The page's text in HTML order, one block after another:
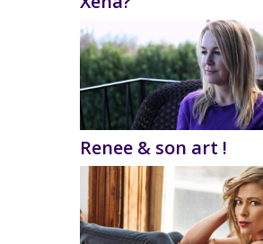
Renee & son art !